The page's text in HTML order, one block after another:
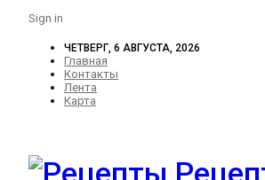
Sign in
ЧЕТВЕРГ, 6 АВГУСТА, 2026
Главная
Контакты
Лента
Карта